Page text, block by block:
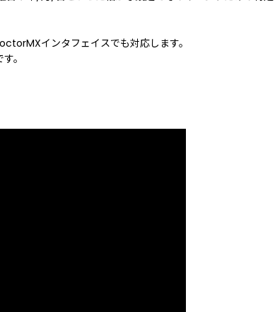
インタフェイスでも対応します。
。